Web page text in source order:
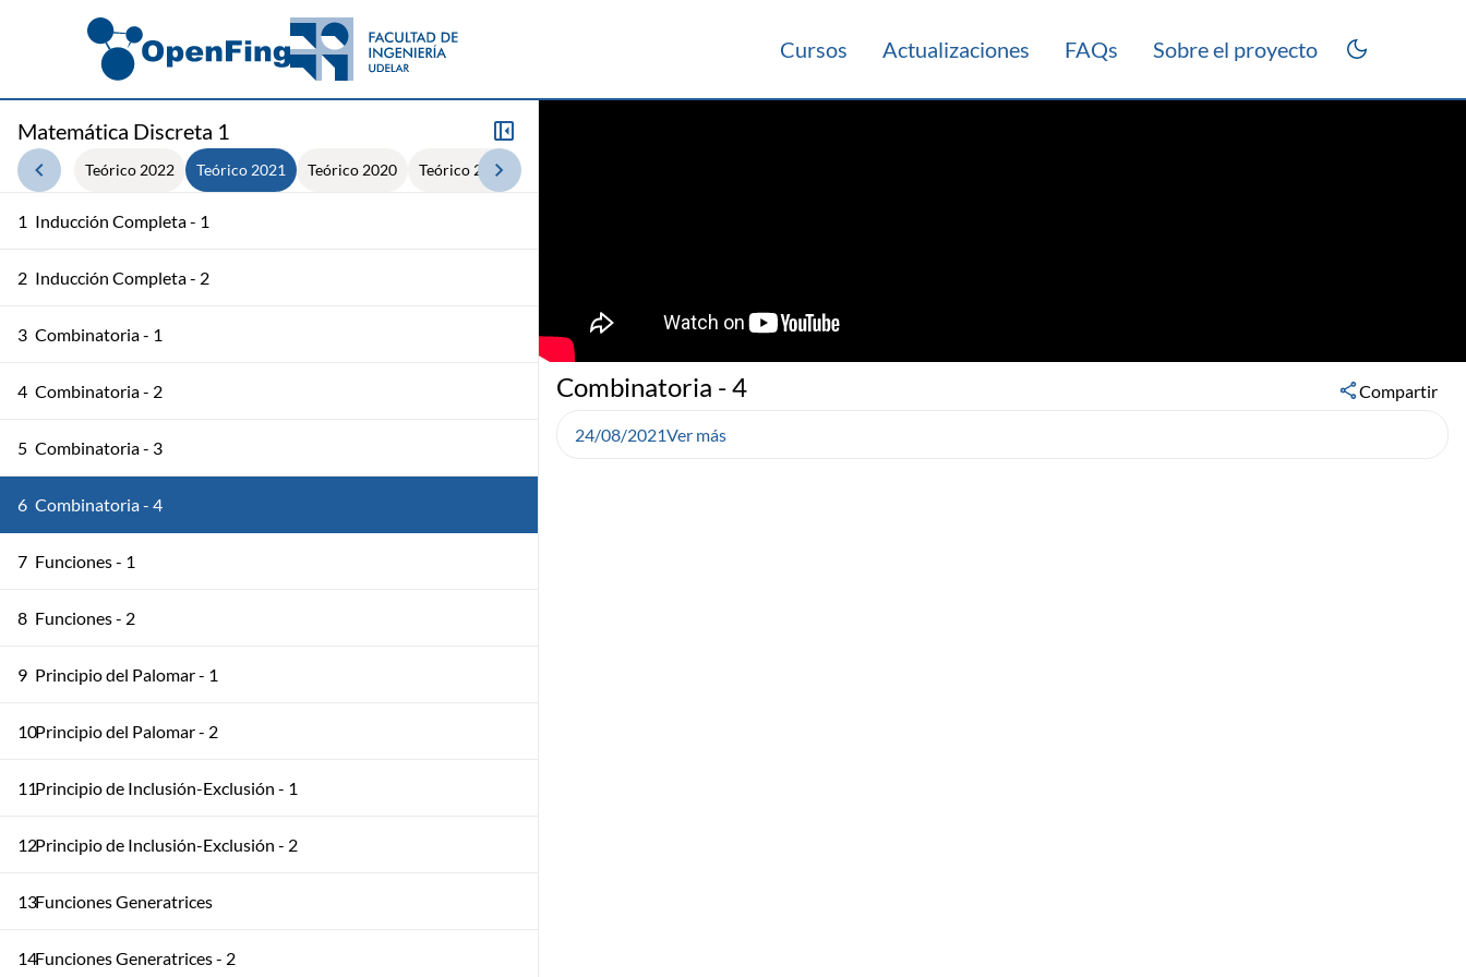
Cursos Actualizaciones FAQs Sobre el proyecto
Matemática Discreta 1
Teórico 2022 Teórico 2021 Teórico 2020 Teórico 2013
1 Inducción Completa - 1
2 Inducción Completa - 2
3 Combinatoria - 1
4 Combinatoria - 2
5 Combinatoria - 3
6 Combinatoria - 4
7 Funciones - 1
8 Funciones - 2
9 Principio del Palomar - 1
10Principio del Palomar - 2
11Principio de Inclusión-Exclusión - 1
12Principio de Inclusión-Exclusión - 2
13Funciones Generatrices
14Funciones Generatrices - 2
Combinatoria - 4 Compartir
24/08/2021Ver más